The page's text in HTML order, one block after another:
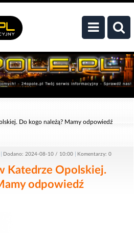
Do kogo należą? Mamy odpowiedź
Dodano: 2024-08-10 / 10:00 Komentarzy: 0
Katedrze Opolskiej.
odpowiedź